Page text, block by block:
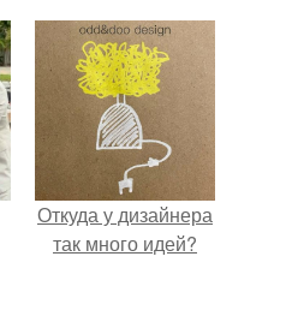
Откуда у дизайнера
так много идей?